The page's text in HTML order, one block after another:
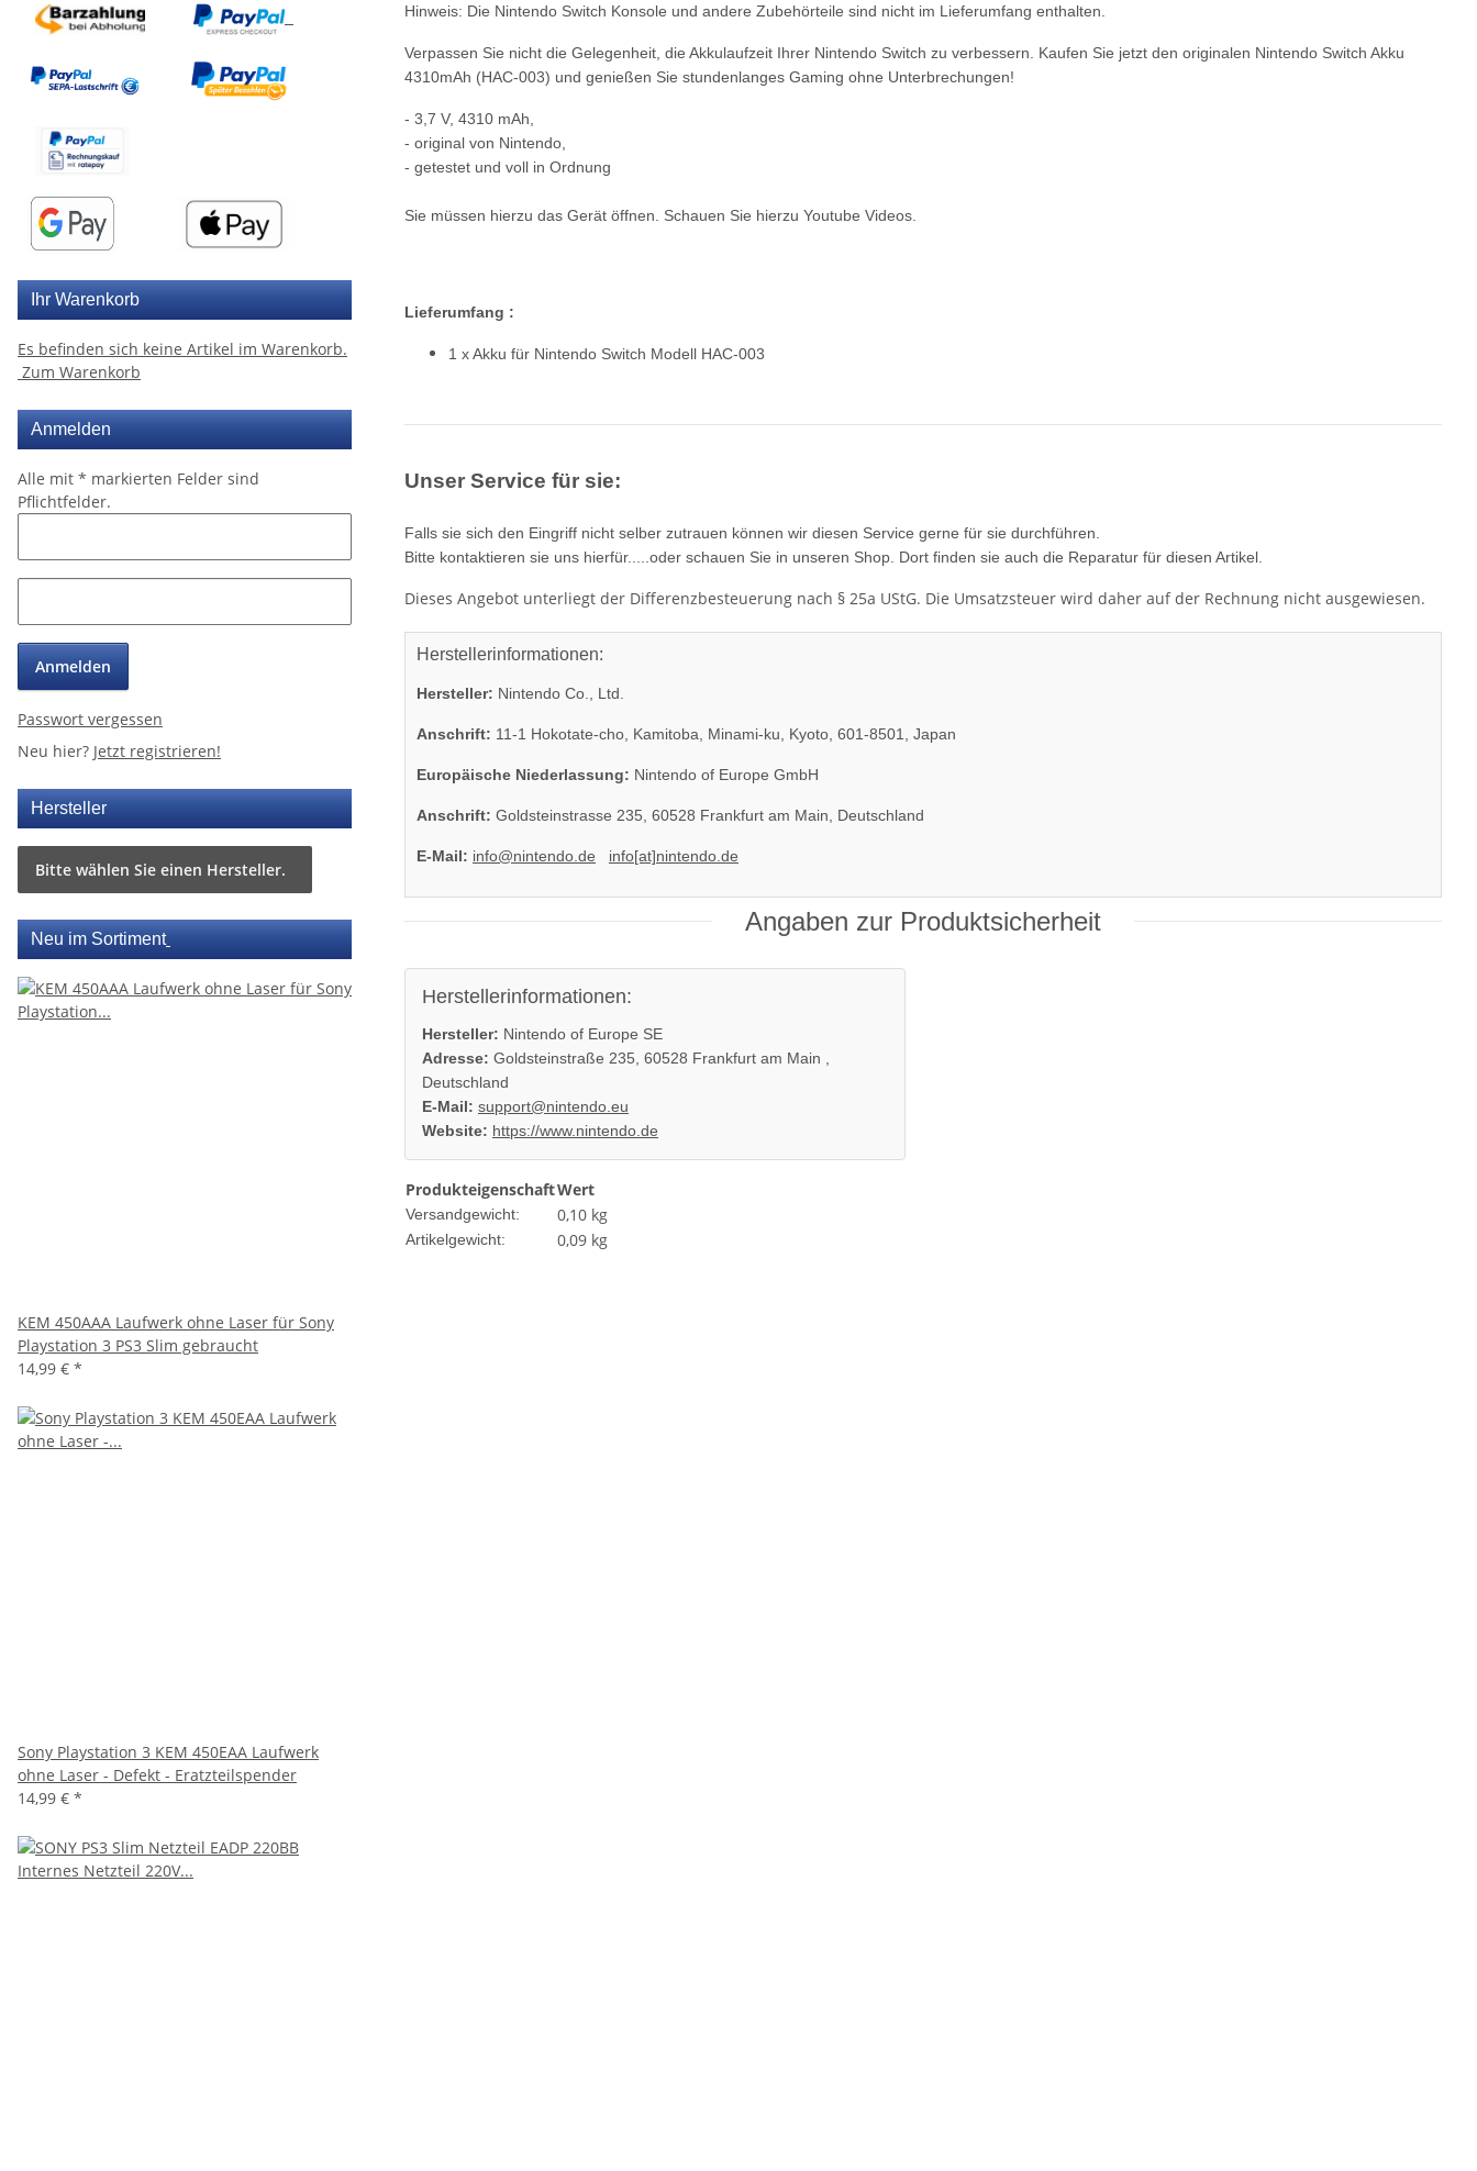
Hinweis: Die Nintendo Switch Konsole und andere Zubehörteile sind nicht im Lieferumfang enthalten.
Verpassen Sie nicht die Gelegenheit, die Akkulaufzeit Ihrer Nintendo Switch zu verbessern. Kaufen Sie jetzt den originalen Nintendo Switch Akku
4310mAh (HAC-003) und genießen Sie stundenlanges Gaming ohne Unterbrechungen!
- 3,7 V, 4310 mAh,
- original von Nintendo,
- getestet und voll in Ordnung
Sie müssen hierzu das Gerät öffnen. Schauen Sie hierzu Youtube Videos.
Lieferumfang :
1 x Akku für Nintendo Switch Modell HAC-003
Unser Service für sie:
Falls sie sich den Eingriff nicht selber zutrauen können wir diesen Service gerne für sie durchführen.
Bitte kontaktieren sie uns hierfür.....oder schauen Sie in unseren Shop. Dort finden sie auch die Reparatur für diesen Artikel.
Dieses Angebot unterliegt der Differenzbesteuerung nach § 25a UStG. Die Umsatzsteuer wird daher auf der Rechnung nicht ausgewiesen.
Herstellerinformationen:
Hersteller: Nintendo Co., Ltd.
Anschrift: 11-1 Hokotate-cho, Kamitoba, Minami-ku, Kyoto, 601-8501, Japan
Europäische Niederlassung: Nintendo of Europe GmbH
Anschrift: Goldsteinstrasse 235, 60528 Frankfurt am Main, Deutschland
E-Mail: info@nintendo.de info[at]nintendo.de
Angaben zur Produktsicherheit
Herstellerinformationen:
Hersteller: Nintendo of Europe SE
Adresse: Goldsteinstraße 235, 60528 Frankfurt am Main ,
Deutschland
E-Mail: support@nintendo.eu
Website: https://www.nintendo.de
ProdukteigenschaftWert
Versandgewicht: 0,10 kg
Artikelgewicht: 0,09 kg
Ihr Warenkorb
Es befinden sich keine Artikel im Warenkorb.
Zum Warenkorb
Anmelden
Alle mit * markierten Felder sind
Pflichtfelder.
Anmelden
Passwort vergessen
Neu hier? Jetzt registrieren!
Hersteller
Bitte wählen Sie einen Hersteller.
Neu im Sortiment
KEM 450AAA Laufwerk ohne Laser für Sony
Playstation 3 PS3 Slim gebraucht
14,99 € *
Sony Playstation 3 KEM 450EAA Laufwerk
ohne Laser - Defekt - Eratzteilspender
14,99 € *